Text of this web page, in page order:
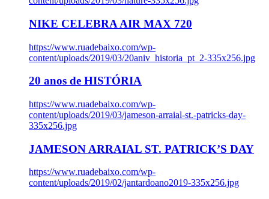
NIKE CELEBRA AIR MAX 720
https://www.ruadebaixo.com/wp-
content/uploads/2019/03/20aniv_historia_pt_2-335x256.jpg
20 anos de HISTÓRIA
https://www.ruadebaixo.com/wp-
content/uploads/2019/03/jameson-arraial-st.-patricks-day-
335x256.jpg
JAMESON ARRAIAL ST. PATRICK’S DAY
https://www.ruadebaixo.com/wp-
content/uploads/2019/02/jantardoano2019-335x256.jpg